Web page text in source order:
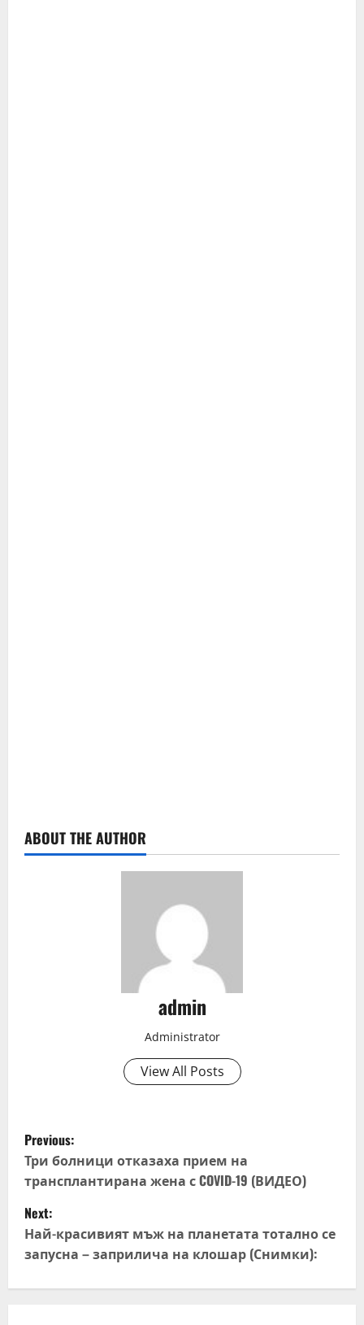
ABOUT THE AUTHOR
admin
Administrator
View All Posts
P
o
s
t
n
Previous:
Три болници отказаха прием на
трансплантирана жена с COVID-19 (ВИДЕО)
Next:
Най-красивият мъж на планетата тотално се
запусна – заприлича на клошар (Снимки):